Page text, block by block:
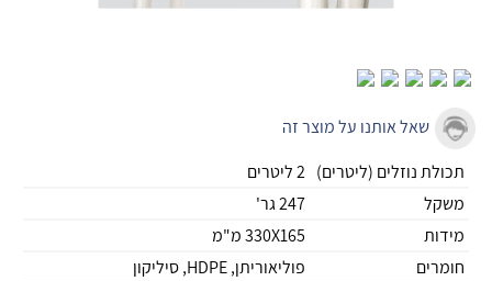
שאל אותנו על מוצר זה
תכולת נוזלים (ליטרים) 2 ליטרים
משקל
247 גר'
מידות
330X165 מ"מ
חומרים
פוליאוריתן, HDPE, סיליקון